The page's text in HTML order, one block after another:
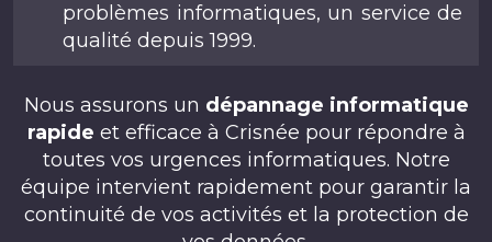
problèmes informatiques, un service de
qualité depuis 1999.
Nous assurons un dépannage informatique
rapide et efficace à Crisnée pour répondre à
toutes vos urgences informatiques. Notre
équipe intervient rapidement pour garantir la
continuité de vos activités et la protection de